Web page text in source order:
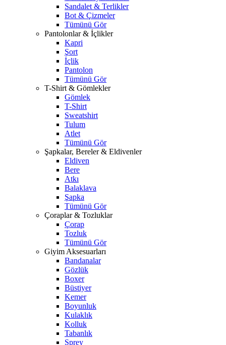
Sandalet & Terlikler
Bot & Çizmeler
Tümünü Gör
Pantolonlar & İçlikler
Kapri
Şort
İçlik
Pantolon
Tümünü Gör
T-Shirt & Gömlekler
Gömlek
T-Shirt
Sweatshirt
Tulum
Atlet
Tümünü Gör
Şapkalar, Bereler & Eldivenler
Eldiven
Bere
Atkı
Balaklava
Şapka
Tümünü Gör
Çoraplar & Tozluklar
Çorap
Tozluk
Tümünü Gör
Giyim Aksesuarları
Bandanalar
Gözlük
Boxer
Büstiyer
Kemer
Boyunluk
Kulaklık
Kolluk
Tabanlık
Sprey